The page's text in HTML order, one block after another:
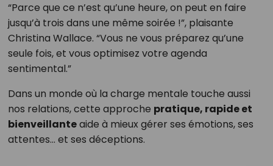
“Parce que ce n’est qu’une heure, on peut en faire
jusqu’à trois dans une même soirée !”, plaisante
Christina Wallace. “Vous ne vous préparez qu’une
seule fois, et vous optimisez votre agenda
sentimental.”
Dans un monde où la charge mentale touche aussi
nos relations, cette approche pratique, rapide et
bienveillanteaide à mieux gérer ses émotions, ses
attentes… et ses déceptions.